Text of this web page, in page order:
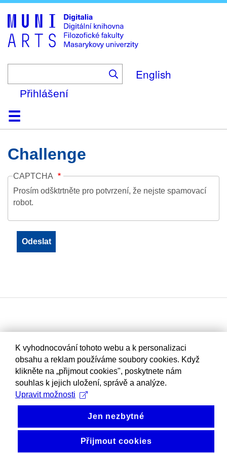
to
main
content
English
Přihlášení
DomůKolekce
Prohlížení
Vyhledávání
O platformě
Nápověda
KontaktDigitalia
Challenge
CAPTCHA
Prosím odšktrtněte pro potvrzení, že nejste spamovací
robot.
K vyhodnocování tohoto webu a k personalizaci
obsahu a reklam používáme soubory cookies. Když
klikněte na „přijmout cookies", poskytnete nám
souhlas k jejich uložení, správě a analýze.
Upravit možnosti
Jen nezbytné
Přijmout cookies